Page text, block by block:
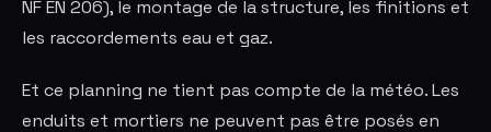
NF EN 206), le montage de la structure, les finitions et
les raccordements eau et gaz.
Et ce planning ne tient pas compte de la météo. Les
enduits et mortiers ne peuvent pas être posés en